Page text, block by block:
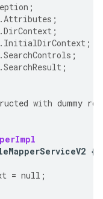
;
;
;
;
;
;
with dummy
{
= null ;